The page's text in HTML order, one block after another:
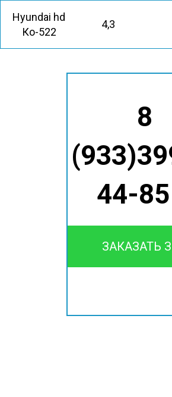
Hyundai hd
Ко-522
4,3
8
44-85
ЗАКАЗАТЬ